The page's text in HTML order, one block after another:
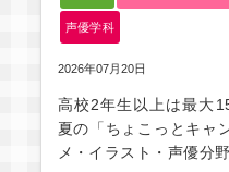
声優学科
2026年07月20日
高校2年生以上は最大
夏の「ちょこっとキャ
メ・イラスト・声優分野